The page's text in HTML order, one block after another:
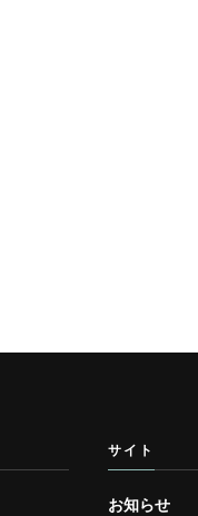
サイト
お知らせ